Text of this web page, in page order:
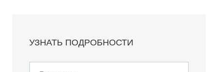
УЗНАТЬ ПОДРОБНОСТИ